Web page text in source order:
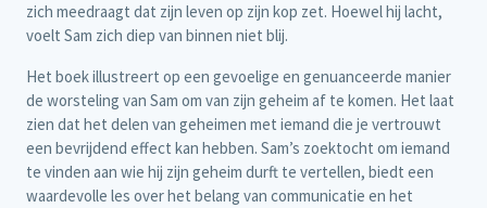
zich meedraagt dat zijn leven op zijn kop zet. Hoewel hij lacht,
voelt Sam zich diep van binnen niet blij.
Het boek illustreert op een gevoelige en genuanceerde manier
de worsteling van Sam om van zijn geheim af te komen. Het laat
zien dat het delen van geheimen met iemand die je vertrouwt
een bevrijdend effect kan hebben. Sam’s zoektocht om iemand
te vinden aan wie hij zijn geheim durft te vertellen, biedt een
waardevolle les over het belang van communicatie en het